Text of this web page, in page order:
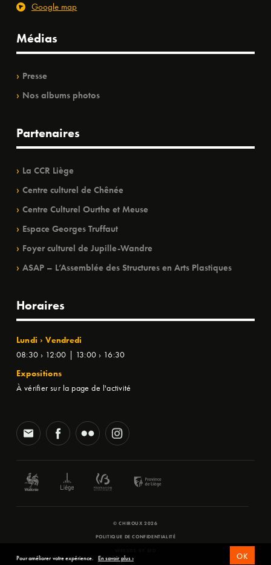
Google map
Médias
Presse
Nos albums photos
Partenaires
La CCR Liège
Centre culturel de Chênée
Centre Culturel Ourthe et Meuse
Espace Georges Truffaut
Foyer culturel de Jupille-Wandre
ASAP – L’Assemblée des Structures en Arts Plastiques
Horaires
Lundi › Vendredi
08:30 › 12:00 | 13:00 › 16:30
Expositions
À vérifier sur la page de l'activité
© CHIROUX 2026
POLITIQUE DE CONFIDENTIALITÉ
Pour améliorer votre expérience. En savoir plus › OK